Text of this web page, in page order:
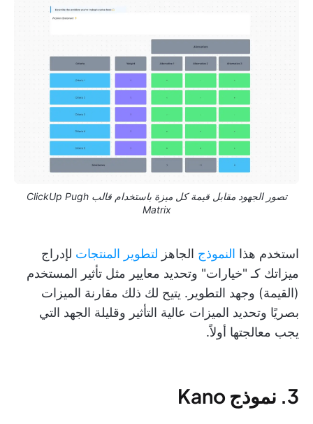
تصور الجهود مقابل قيمة كل ميزة باستخدام قالب ClickUp Pugh
Matrix
استخدم هذا النموذج الجاهز لتطوير المنتجات لإدراج
ميزاتك كـ "خيارات" وتحديد معايير مثل تأثير المستخدم
(القيمة) وجهد التطوير. يتيح لك ذلك مقارنة الميزات
بصريًا وتحديد الميزات عالية التأثير وقليلة الجهد التي
يجب معالجتها أولاً.
3. نموذج Kano